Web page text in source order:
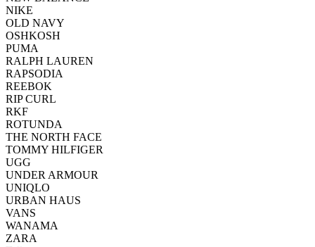
NIKE
OLD NAVY
OSHKOSH
PUMA
RALPH LAUREN
RAPSODIA
REEBOK
RIP CURL
RKF
ROTUNDA
THE NORTH FACE
TOMMY HILFIGER
UGG
UNDER ARMOUR
UNIQLO
URBAN HAUS
VANS
WANAMA
ZARA